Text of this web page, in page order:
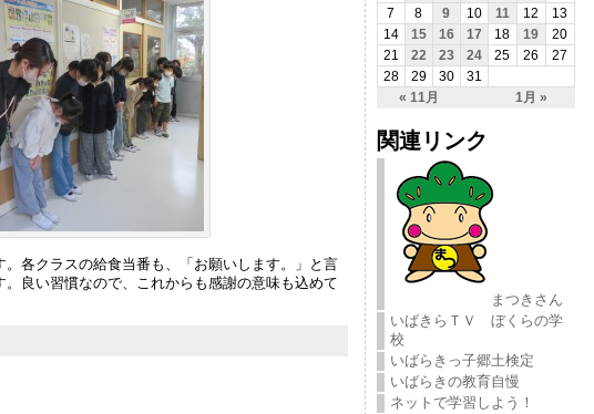
各クラスの給食当番も、「お願いします。」と言
良い習慣なので、これからも感謝の意味も込めて
« 11月 1月 »
7
8 9 10 11 12
13
14
15 16 17 18 19
20
21
22 23 24 25 26
27
28
29 30 31
関連リンク
まつきさん
いばきらＴＶ ぼくらの学
校
いばらきっ子郷土検定
いばらきの教育自慢
ネットで学習しよう！